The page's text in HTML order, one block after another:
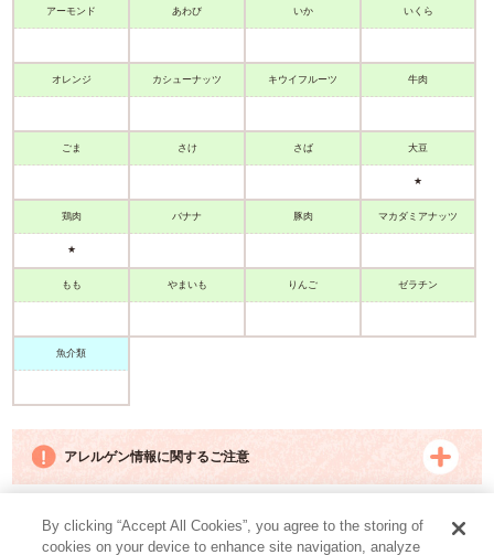
アーモンド あわび いか いくら
オレンジ カシューナッツ キウイフルーツ 牛肉
ごま さけ さば 大豆
★
鶏肉 バナナ 豚肉 マカダミアナッツ
★
もも まいも りんご ゼラチン
魚介類
アレルゲン情報に関するご注意
グーグーキッチン
By clicking “Accept All Cookies”, you agree to the storing of
cookies on your device to enhance site navigation, analyze